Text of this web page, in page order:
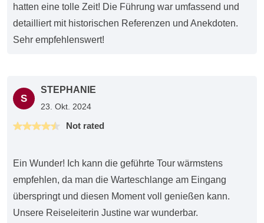
hatten eine tolle Zeit! Die Führung war umfassend und
detailliert mit historischen Referenzen und Anekdoten.
Sehr empfehlenswert!
S
STEPHANIE
23. Okt. 2024
Not rated
Ein Wunder! Ich kann die geführte Tour wärmstens
empfehlen, da man die Warteschlange am Eingang
überspringt und diesen Moment voll genießen kann.
Unsere Reiseleiterin Justine war wunderbar.